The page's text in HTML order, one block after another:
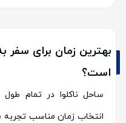
بهترین زمان برای سفر
است؟
ساحل ناکلوا در تمام
انتخاب زمان مناسب